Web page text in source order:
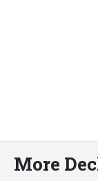
More